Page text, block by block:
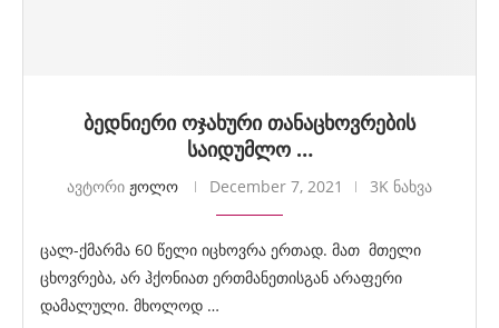
ბედნიერი ოჯახური თანაცხოვრების
საიდუმლო …
ავტორი ჟოლო December 7, 2021 3K ნახვა
ცალ-ქმარმა 60 წელი იცხოვრა ერთად. მათ მთელი
ცხოვრება, არ ჰქონიათ ერთმანეთისგან არაფერი
დამალული. მხოლოდ …